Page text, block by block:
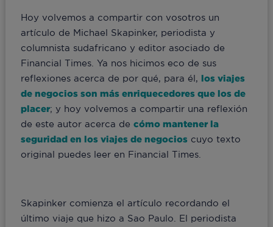
Hoy volvemos a compartir con vosotros un
artículo de Michael Skapinker, periodista y
columnista sudafricano y editor asociado de
Financial Times. Ya nos hicimos eco de sus
reflexiones acerca de por qué, para él, los viajes
de negocios son más enriquecedores que los de
placer; y hoy volvemos a compartir una reflexión
de este autor acerca de cómo mantener la
seguridad en los viajes de negocioscuyo texto
original puedes leer en Financial Times.
Skapinker comienza el artículo recordando el
último viaje que hizo a Sao Paulo. El periodista